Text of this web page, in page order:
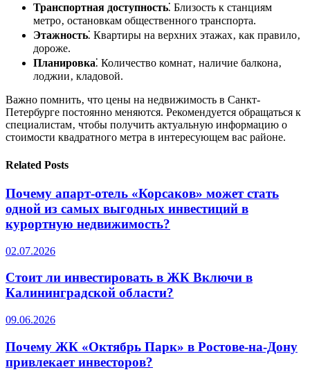
Транспортная доступность⁚ Близость к станциям
метро‚ остановкам общественного транспорта.
Этажность⁚ Квартиры на верхних этажах‚ как правило‚
дороже.
Планировка⁚ Количество комнат‚ наличие балкона‚
лоджии‚ кладовой.
Важно помнить‚ что цены на недвижимость в Санкт-
Петербурге постоянно меняются. Рекомендуется обращаться к
специалистам‚ чтобы получить актуальную информацию о
стоимости квадратного метра в интересующем вас районе.
Related Posts
Почему апарт-отель «Корсаков» может стать
одной из самых выгодных инвестиций в
курортную недвижимость?
02.07.2026
Стоит ли инвестировать в ЖК Включи в
Калининградской области?
09.06.2026
Почему ЖК «Октябрь Парк» в Ростове-на-Дону
привлекает инвесторов?